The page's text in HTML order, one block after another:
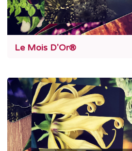
Le Mois D'Or®